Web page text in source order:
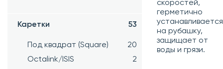
Каретки 53
Под квадрат (Square)
20
Octalink/ISIS
2
скоростей,
герметично
устанавливается
на рубашку,
защищает от
воды и грязи.